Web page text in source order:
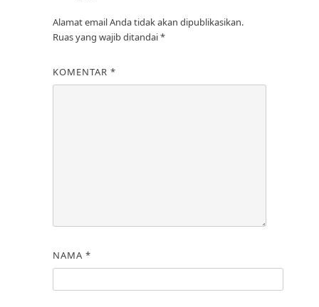
Alamat email Anda tidak akan dipublikasikan.
Ruas yang wajib ditandai*
KOMENTAR*
NAMA*